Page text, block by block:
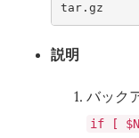
tar.gz
説明
バック
if [